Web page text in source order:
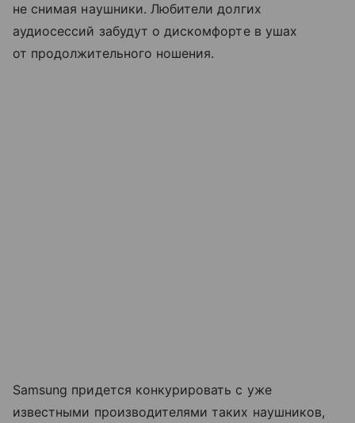
не снимая наушники. Любители долгих
аудиосессий забудут о дискомфорте в ушах
от продолжительного ношения.
Samsung придется конкурировать с уже
известными производителями таких наушников,